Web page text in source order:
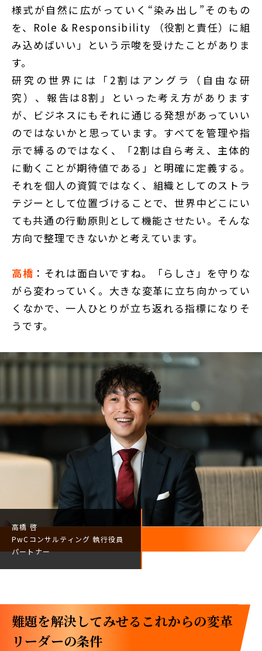
様式が自然に広がっていく“染み出し”そのもの
を、Role & Responsibility （役割と責任）に組
み込めばいい」という示唆を受けたことがありま
す。
研究の世界には「2割はアングラ（自由な研
究）、報告は8割」といった考え方があります
が、ビジネスにもそれに通じる発想があっていい
のではないかと思っています。すべてを管理や指
示で縛るのではなく、「2割は自ら考え、主体的
に動くことが期待値である」と明確に定義する。
それを個人の資質ではなく、組織としてのストラ
テジーとして位置づけることで、世界中どこにい
ても共通の行動原則として機能させたい。そんな
方向で整理できないかと考えています。
高橋 ：それは面白いですね。「らしさ」を守りな
がら変わっていく。大きな変革に立ち向かってい
くなかで、一人ひとりが立ち返れる指標になりそ
うです。
高橋 啓
PwCコンサルティング執行役員
パートナー
難題を解決してみせる――これからの変革
リーダーの条件